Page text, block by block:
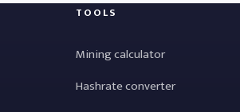
TOOLS
Mining calculator
Hashrate converter